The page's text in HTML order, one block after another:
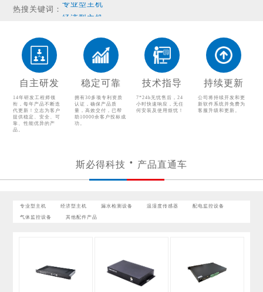
热搜关键词：
经济型主机
温湿度传感器
配电监控设备
气体监控设备
其他配件产品
自主研发
14年研发工程师领
衔，每年产品不断迭
代更新！立志为客户
提供稳定、安全、可
靠、性能优异的产
品。
稳定可靠
拥有30多项专利资质
认证，确保产品质
量，高效交付，已帮
助10000余客户投标成
功。
技术指导
7*24h无忧售后，24
小时快速响应，无任
何安装及使用烦忧！
持续更新
公司将持续开发和更
新软件系统并免费为
客服升级和更新。
斯必得科技 产品直通车
专业型主机 经济型主机 漏水检测设备 温湿度传感器 配电监控设备
气体监控设备 其他配件产品